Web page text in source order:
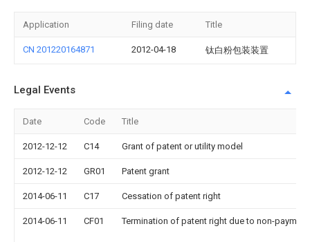
Application Filing date Title
CN 201220164871 2012-04-18 钛白粉包装装置
Legal Events
Date Code Title
2012-12-12 C14 Grant of patent or utility model
2012-12-12 GR01 Patent grant
2014-06-11 C17 Cessation of patent right
2014-06-11 CF01 Termination of patent right due to non-